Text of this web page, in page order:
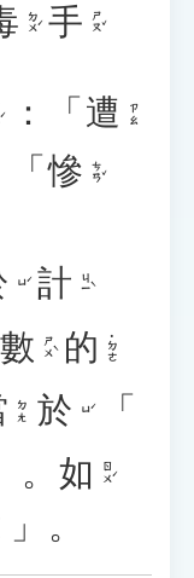
ㄉㄨˊ 手 ㄕㄡˇ
：「 遭 ㄗㄠ
「慘 ㄘㄢˇ
ㄩˊ 計 ㄐㄧˋ
數 ㄕㄨˋ 的 ˙ㄉㄜ
ㄉㄤ 於 ㄩˊ
「
。 如 ㄖㄨˊ
」。